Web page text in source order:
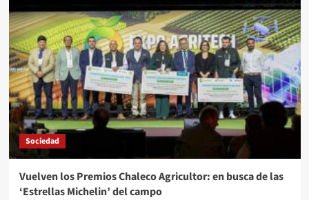
Sociedad
Vuelven los Premios Chaleco Agricultor: en busca de las
‘Estrellas Michelin’ del campo